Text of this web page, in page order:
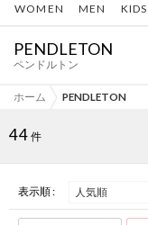
WOMEN MEN KIDS
PENDLETON
ペンドルトン
ホーム PENDLETON
44 件
表示順 :